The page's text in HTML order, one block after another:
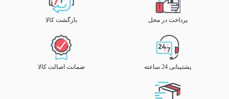
پرداخت در محل بازگشت کالا
پشتیبانی 24 ساعته ضمانت اصالت کالا